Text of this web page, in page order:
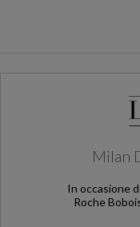
Milan
In occasione
Roche